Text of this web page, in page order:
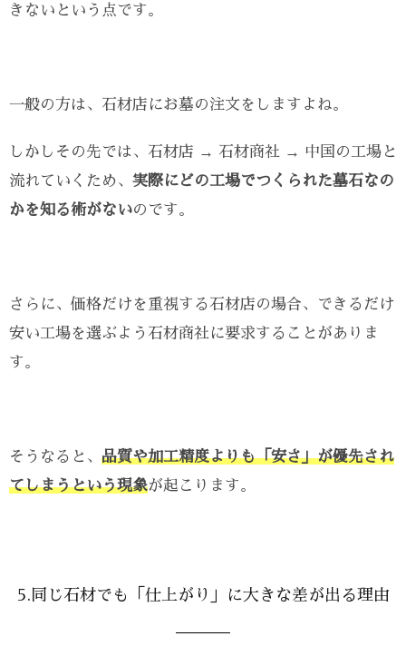
きないという点です。
一般の方は、石材店にお墓の注文をしますよね。
しかしその先では、石材店 → 石材商社 → 中国の工場と
流れていくため、 実際にどの工場でつくられた墓石なの
かを知る術がないのです。
さらに、価格だけを重視する石材店の場合、できるだけ
安い工場を選ぶよう石材商社に要求することがありま
す。
そうなると、 品質や加工精度よりも「安さ」が優先され
てしまうという現象が起こります。
5.同じ石材でも「仕上がり」に大きな差が出る理由